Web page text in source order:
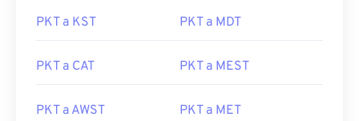
PKT a KST PKT a MDT
PKT a CAT PKT a MEST
PKT a AWST PKT a MET